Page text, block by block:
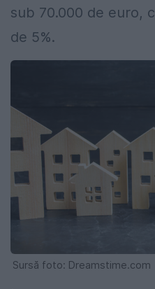
sub 70.000 de euro,
de 5%.
Sursă foto: Dreamstime.com